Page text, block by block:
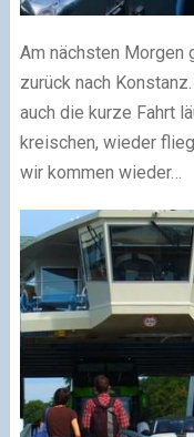
Am nächsten Morgen
zurück nach
auch die kurze Fahrt
kreischen, wieder
wir kommen wieder…